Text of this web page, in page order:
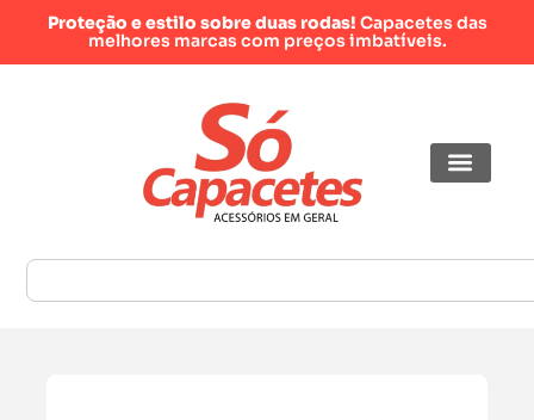
Proteção e estilo sobre duas rodas! Capacetes das
melhores marcas com preços imbatíveis.